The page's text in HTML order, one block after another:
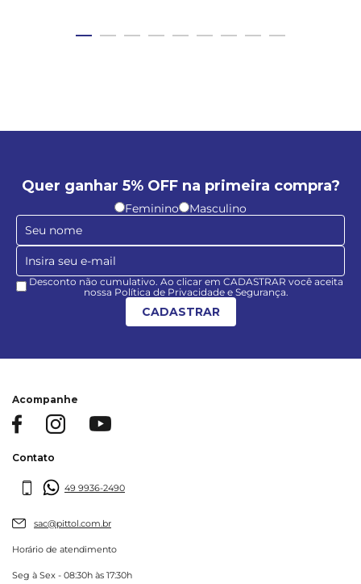
Quer ganhar 5% OFF na primeira compra?
Feminino Masculino
Desconto não cumulativo. Ao clicar em CADASTRAR você aceita
nossa Política de Privacidade e Segurança.
CADASTRAR
Acompanhe
Contato
49 9936-2490
sac@pittol.com.br
Horário de atendimento
Seg à Sex - 08:30h às 17:30h